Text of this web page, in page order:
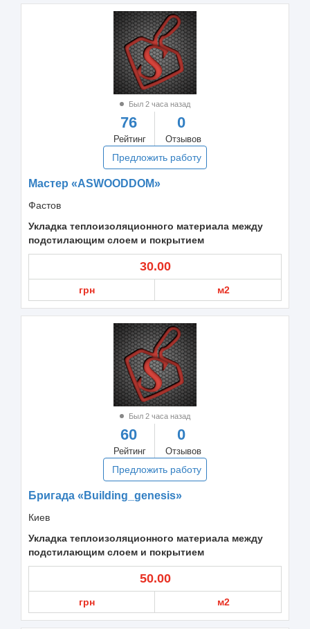
Был 2 часа назад
76
Рейтинг
0
Отзывов
Предложить работу
Мастер «ASWOODDOM»
Фастов
Укладка теплоизоляционного материала между
подстилающим слоем и покрытием
30.00
грн м2
Был 2 часа назад
60
Рейтинг
0
Отзывов
Предложить работу
Бригада «Building_genesis»
Киев
Укладка теплоизоляционного материала между
подстилающим слоем и покрытием
50.00
грн м2